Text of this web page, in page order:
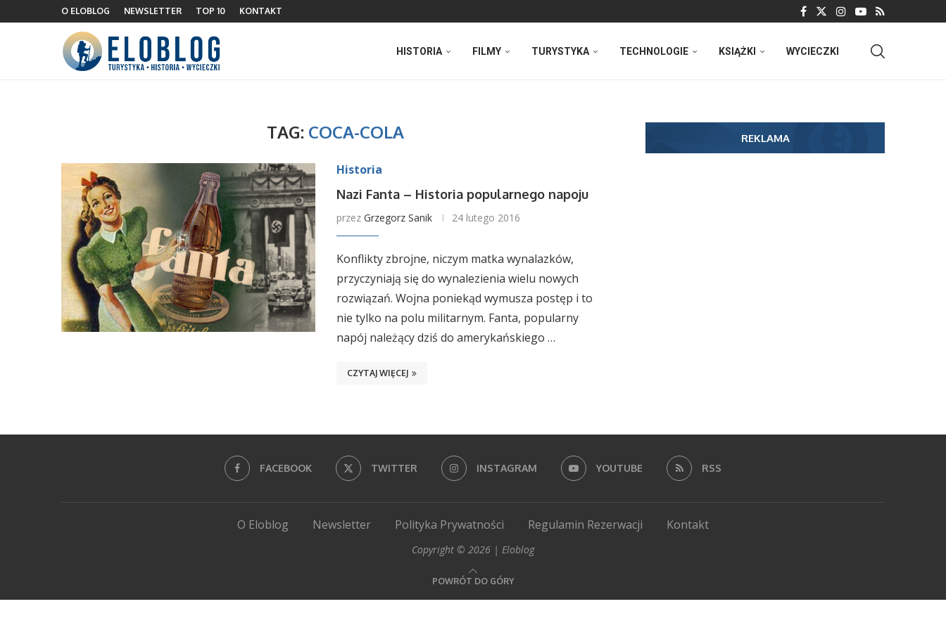
O ELOBLOG NEWSLETTER TOP 10 KONTAKT
HISTORIA FILMY TURYSTYKA TECHNOLOGIE KSIĄŻKI WYCIECZKI
TAG: COCA-COLA
Historia
Nazi Fanta – Historia popularnego napoju
przez Grzegorz Sanik 24 lutego 2016
Konflikty zbrojne, niczym matka wynalazków,
przyczyniają się do wynalezienia wielu nowych
rozwiązań. Wojna poniekąd wymusza postęp i to
nie tylko na polu militarnym. Fanta, popularny
napój należący dziś do amerykańskiego …
CZYTAJ WIĘCEJ
REKLAMA
FACEBOOK TWITTER INSTAGRAM YOUTUBE RSS
O Eloblog Newsletter Polityka Prywatności Regulamin Rezerwacji Kontakt
Copyright © 2026 | Eloblog
POWRÓT DO GÓRY